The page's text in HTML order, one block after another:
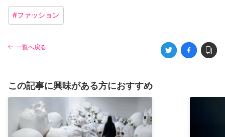
#ファッション
一覧へ戻る
この記事に興味がある方におすすめ